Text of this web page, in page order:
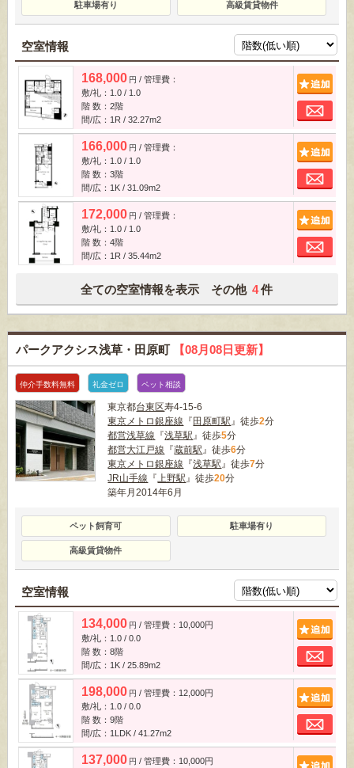
駐車場有り 高級賃貸物件
空室情報
168,000 円 / 管理費：
敷/礼：1.0 / 1.0
階 数：2階
間/広：1R / 32.27m2
166,000 円 / 管理費：
敷/礼：1.0 / 1.0
階 数：3階
間/広：1K / 31.09m2
172,000 円 / 管理費：
敷/礼：1.0 / 1.0
階 数：4階
間/広：1R / 35.44m2
全ての空室情報を表示 その他 4件
パークアクシス浅草・田原町 【08月08日更新】
仲介手数料無料 礼金ゼロ ペット相談
東京都台東区寿4-15-6
東京メトロ銀座線 『 田原町駅』徒歩2分
都営浅草線 『浅草駅』徒歩5分
都営大江戸線 『蔵前駅』徒歩6分
東京メトロ銀座線 『浅草駅』徒歩7分
JR山手線 『上野駅』徒歩20分
築年月2014年6月
ペット飼育可 駐車場有り
高級賃貸物件
空室情報
134,000 円 / 管理費：10,000円
敷/礼：1.0 / 0.0
階 数：8階
間/広：1K / 25.89m2
198,000 円 / 管理費：12,000円
敷/礼：1.0 / 0.0
階 数：9階
間/広：1LDK / 41.27m2
137,000 円 / 管理費：10,000円